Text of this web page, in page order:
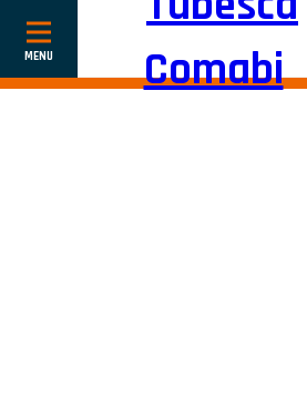
Afficher
ou